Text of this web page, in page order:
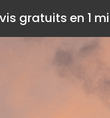
gratuits en 1